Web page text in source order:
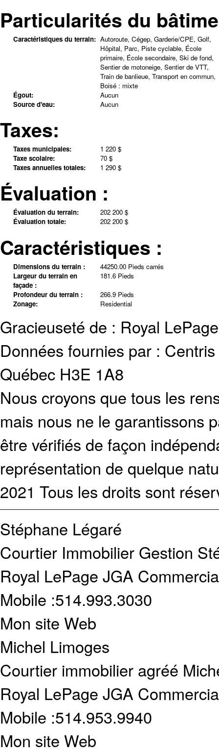
Particularités du
Caractéristiques du terrain: Autoroute, Cégep, Garderie/CPE, Golf,
Hôpital, Parc, Piste cyclable, École
primaire, École secondaire, Ski de fond,
Sentier de motoneige, Sentier de VTT,
Train de banlieue, Transport en commun,
Boisé : mixte
Égout:
Aucun
Source d'eau:
Aucun
Taxes:
Taxes municipales:
1 220 $
Taxe scolaire:
70 $
Taxes annuelles totales:
1 290 $
Évaluation :
Évaluation du terrain:
202 200 $
Évaluation totale:
202 200 $
Caractéristiques :
Dimensions du terrain :
44250.00 Pieds carrés
Largeur du terrain en
façade :
181.6 Pieds
Profondeur du terrain :
266.9 Pieds
Zonage:
Residential
Gracieuseté de : Royal
Données fournies par :
Québec H3E 1A8
Nous croyons que tous les
mais nous ne le garantissons
être vérifiés de façon
représentation de quelque
2021 Tous les droits sont
Stéphane Légaré
Courtier Immobilier Gestion
Royal LePage JGA
Mobile :514.993.3030
Mon site Web
Michel Limoges
Courtier immobilier agréé
Royal LePage JGA
Mobile :514.953.9940
Mon site Web